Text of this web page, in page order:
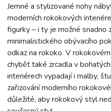
Jemné a stylizované nohy
moderních rokokových
figurky – i ty je možné snadno
minimalistického obývacího
odkaz na rokoko. V
chybět také zrcadla v
interiérech vypadají i malby,
zařizování moderního
důležité, aby rokokový styl